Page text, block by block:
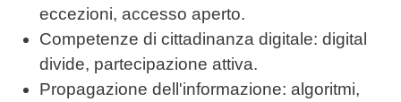
eccezioni, accesso aperto.
Competenze di cittadinanza digitale: digital
divide, partecipazione attiva.
Propagazione dell'informazione: algoritmi,